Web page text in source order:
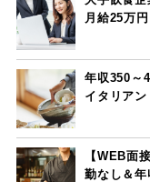
月給25万円
年収350～
イタリア
【WEB面
勤なし＆年